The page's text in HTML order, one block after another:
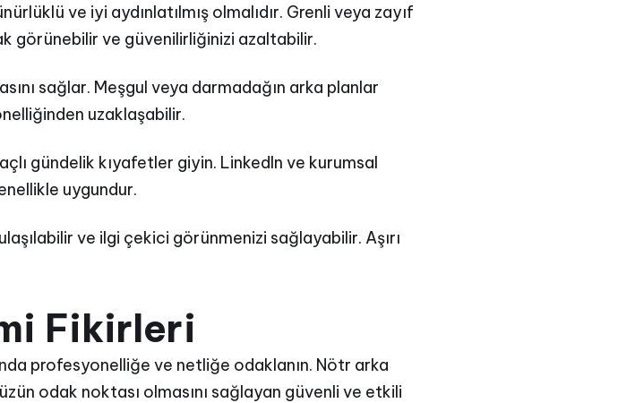
ve iyi aydınlatılmış olmalıdır. Grenli veya zayıf
görünebilir ve güvenilirliğinizi azaltabilir.
sağlar. Meşgul veya darmadağın arka planlar
uzaklaşabilir.
gündelik kıyafetler giyin. LinkedIn ve kurumsal
uygundur.
ve ilgi çekici görünmenizi sağlayabilir. Aşırı
Fikirleri
profesyonelliğe ve netliğe odaklanın. Nötr arka
odak noktası olmasını sağlayan güvenli ve etkili